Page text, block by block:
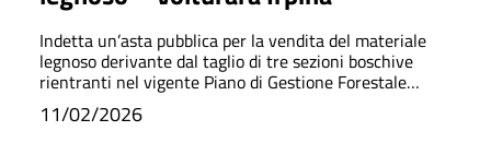
Indetta un’asta pubblica per la vendita del materiale
legnoso derivante dal taglio di tre sezioni boschive
rientranti nel vigente Piano di Gestione Forestale
(P.G.F.)
11/02/2026